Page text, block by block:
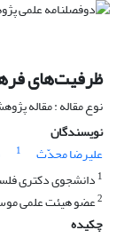
ظرفیت‌های
نوع مقاله : مقاله
نویسندگان
علیرضا محدّث
1
1 دانشجوی دکتری
2عضو هیئت علمی
چکیده